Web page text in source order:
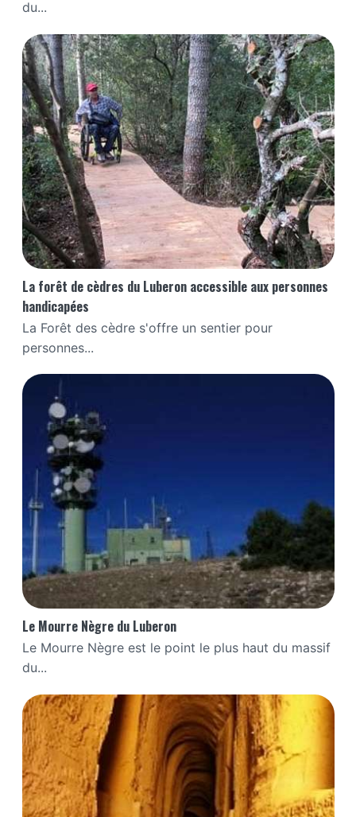
du...
La forêt de cèdres du Luberon accessible aux personnes
handicapées
La Forêt des cèdre s'offre un sentier pour
personnes...
Le Mourre Nègre du Luberon
Le Mourre Nègre est le point le plus haut du massif
du...